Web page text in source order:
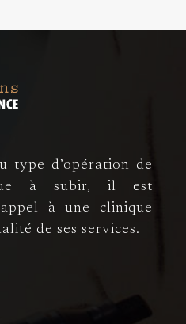
type d’opération de
à subir, il est
à une clinique
de ses services.